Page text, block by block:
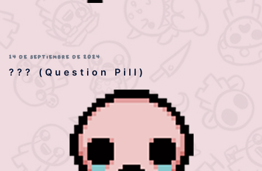
14 DE SEPTIEMBRE DE 2024
??? (Question Pill)